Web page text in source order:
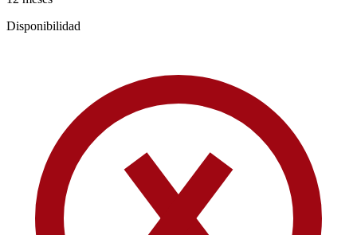
Disponibilidad